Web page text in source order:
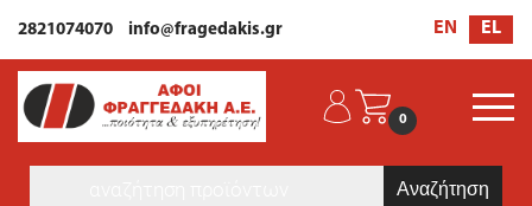
2821074070 info@fragedakis.gr EN EL
0